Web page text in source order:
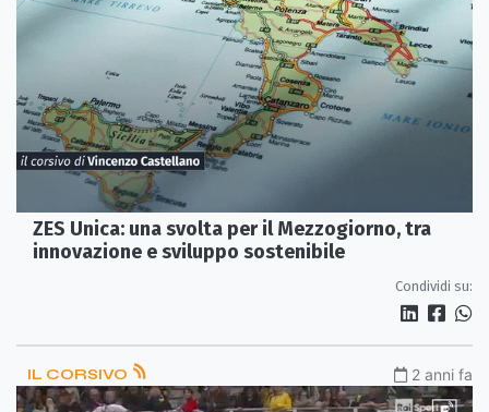
ZES Unica: una svolta per il Mezzogiorno, tra
innovazione e sviluppo sostenibile
Condividi su:
IL CORSIVO 2 anni fa